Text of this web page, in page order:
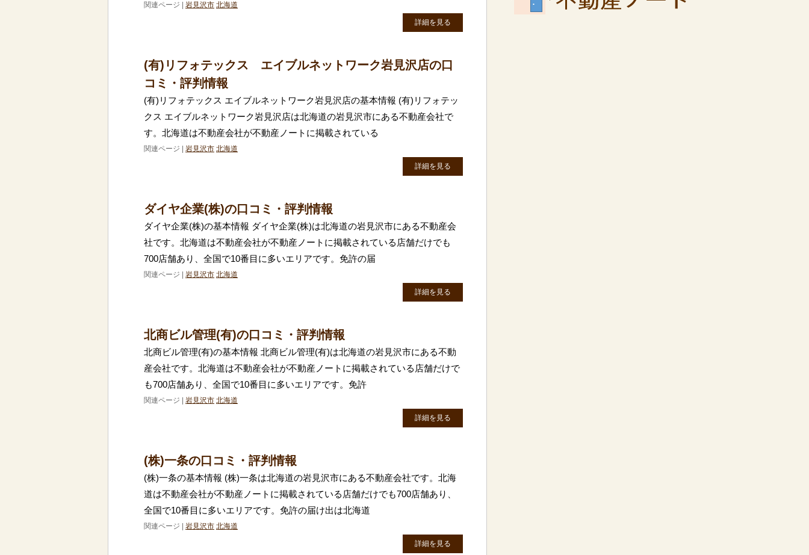
関連ページ | 岩見沢市 北海道
詳細を見る
(有)リフォテックス エイブルネットワーク岩見沢店の口
コミ・評判情報
(有)リフォテックス エイブルネットワーク岩見沢店の基本情報 (有)リフォテッ
クス エイブルネットワーク岩見沢店は北海道の岩見沢市にある不動産会社で
す。北海道は不動産会社が不動産ノートに掲載されている
関連ページ | 岩見沢市 北海道
詳細を見る
ダイヤ企業(株)の口コミ・評判情報
ダイヤ企業(株)の基本情報 ダイヤ企業(株)は北海道の岩見沢市にある不動産会
社です。北海道は不動産会社が不動産ノートに掲載されている店舗だけでも
700店舗あり、全国で10番目に多いエリアです。免許の届
関連ページ | 岩見沢市 北海道
詳細を見る
北商ビル管理(有)の口コミ・評判情報
北商ビル管理(有)の基本情報 北商ビル管理(有)は北海道の岩見沢市にある不動
産会社です。北海道は不動産会社が不動産ノートに掲載されている店舗だけで
も700店舗あり、全国で10番目に多いエリアです。免許
関連ページ | 岩見沢市 北海道
詳細を見る
(株)一条の口コミ・評判情報
(株)一条の基本情報 (株)一条は北海道の岩見沢市にある不動産会社です。北海
道は不動産会社が不動産ノートに掲載されている店舗だけでも700店舗あり、
全国で10番目に多いエリアです。免許の届け出は北海道
関連ページ | 岩見沢市 北海道
詳細を見る